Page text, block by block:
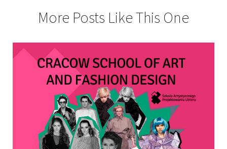
More Posts Like This One